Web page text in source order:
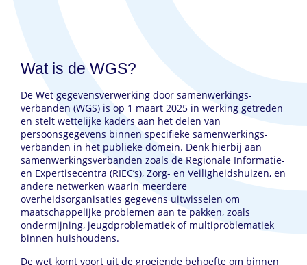
Wat is de WGS?
De Wet gegevensverwerking door samenwerkings-
verbanden (WGS) is op 1 maart 2025 in werking getreden
en stelt wettelijke kaders aan het delen van
persoonsgegevens binnen specifieke samenwerkings-
verbanden in het publieke domein. Denk hierbij aan
samenwerkingsverbanden zoals de Regionale Informatie-
en Expertisecentra (RIEC’s), Zorg- en Veiligheidshuizen, en
andere netwerken waarin meerdere
overheidsorganisaties gegevens uitwisselen om
maatschappelijke problemen aan te pakken, zoals
ondermijning, jeugdproblematiek of multiproblematiek
binnen huishoudens.
De wet komt voort uit de groeiende behoefte om binnen